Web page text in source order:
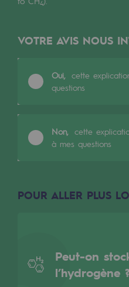
Les énergies
Les énergies
Gaz
Gaz
Méthanation
Nouveaux usages
Espace
Espace
4
VOTRE AVIS NOUS
Oui, cette
questions
Non, cette
à mes questions
POUR ALLER PLUS
Peut-on
l’hydrogène ?